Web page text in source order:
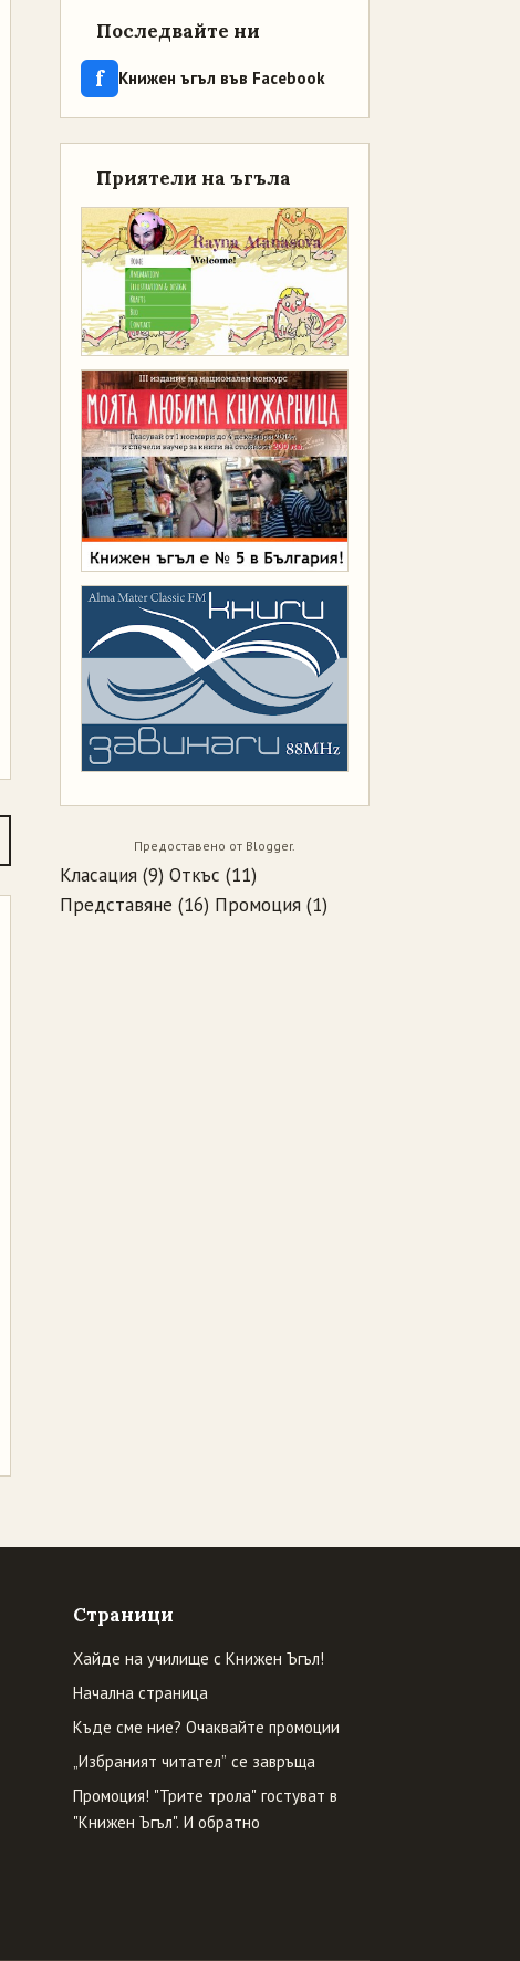
Последвайте ни
f Книжен ъгъл във Facebook
Приятели на ъгъла
Предоставено от Blogger.
Класация (9) Откъс (11)
Представяне (16) Промоция (1)
Страници
Хайде на училище с Книжен Ъгъл!
Начална страница
Къде сме ние? Очаквайте промоции
„Избраният читател” се завръща
Промоция! "Трите трола" гостуват в
"Книжен Ъгъл". И обратно